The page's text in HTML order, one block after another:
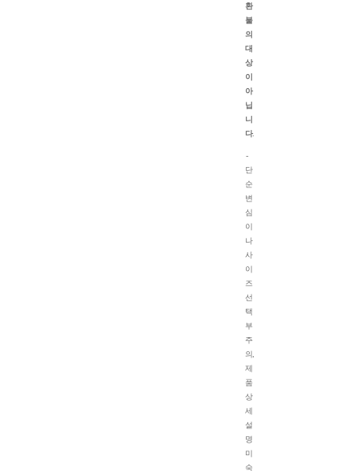
환
불
의
대
상
이
아
닙
니
다.
-
단
순
변
심
이
나
사
이
즈
선
택
부
주
의,
제
품
상
세
설
명
미
숙